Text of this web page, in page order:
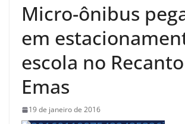
Micro-ônibus
em
escola no
Emas
19 de janeiro de 2016